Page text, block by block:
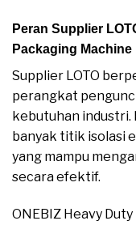
Peran Supplier
Packaging Machine
Supplier LOTO
perangkat
kebutuhan industri.
banyak titik isolasi
yang mampu
secara efektif.
ONEBIZ Heavy